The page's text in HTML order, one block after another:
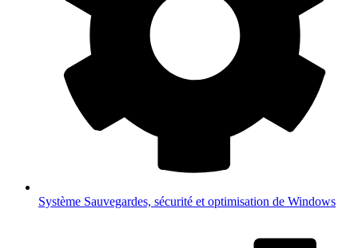
Système Sauvegardes, sécurité et optimisation de Windows